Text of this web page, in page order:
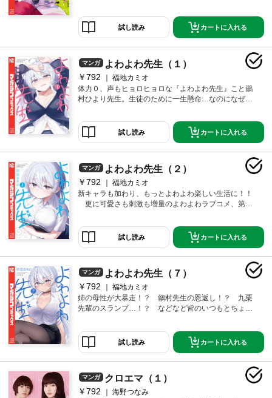
試し読み カートに入れる
マンガ よわよわ先生（１）
￥792
福地カミオ
体力０、声もヒョロヒョロな『よわよわ先生』こと鶸
村ひより先生。生徒のために一生懸命…なのになぜか
試し読み カートに入れる
マンガ よわよわ先生（２）
￥792
福地カミオ
新キャラも加わり、もっとよわよわ楽しい生活に！！
更に可愛さも刺激も増量のよわよわラブコメ、第２
試し読み カートに入れる
マンガ よわよわ先生（７）
￥792
福地カミオ
姉の母性が大暴走！？ 鶸村先生の恩返し！？ 九栗
先輩のスランプ…！？ などなど皆のいつもとちょっ
試し読み カートに入れる
マンガ クロエマ（１）
￥792
海野つなみ